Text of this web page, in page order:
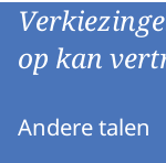
op kan
Andere talen